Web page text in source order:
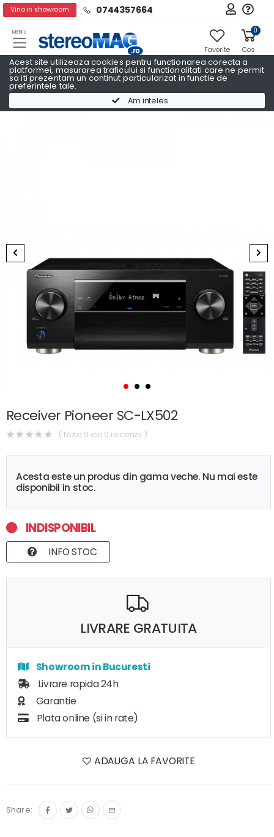
Acest site utilizeaza cookies pentru functionarea corecta a
platformei, masurarea traficului si functionalitati care ne permit
sa iti prezentam un continut particularizat in functie de
preferintele tale.
Am inteles
Vino in showroom 0744357664
MENIU
Favorite
0
Cos
Receivere AV PIONEER
Receiver Pioneer SC-LX502
( Nota 0 din 0 recenzii )
Acesta este un produs din gama veche. Nu mai este
disponibil in stoc.
INDISPONIBIL
INFO STOC
LIVRARE GRATUITA
Showroom in Bucuresti
Livrare rapida 24h
Garantie
Plata online (si in rate)
ADAUGA LA FAVORITE
Share: